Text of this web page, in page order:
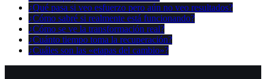
¿Qué pasa si veo esfuerzo pero aún no veo resultados?
¿Cómo sabré si realmente está funcionando?
¿Cómo se ve la transformación real?
¿Cuánto tiempo toma la recuperación?
¿Cuáles son las «etapas del cambio»?